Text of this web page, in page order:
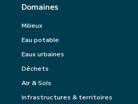
Domaines
Milieux
Eau potable
Eaux urbaines
Déchets
Air & Sols
Infrastructures & territoires